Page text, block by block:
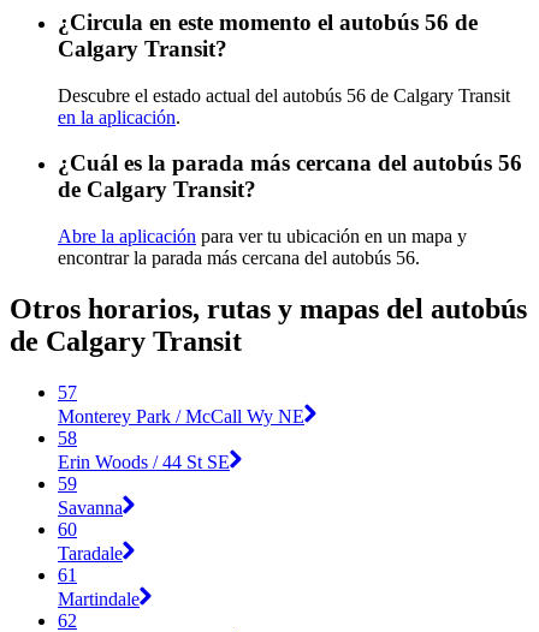
¿Circula en este momento el autobús 56 de
Calgary Transit?
Descubre el estado actual del autobús 56 de Calgary Transit
en la aplicación.
¿Cuál es la parada más cercana del autobús 56
de Calgary Transit?
Abre la aplicación para ver tu ubicación en un mapa y
encontrar la parada más cercana del autobús 56.
Otros horarios, rutas y mapas del autobús
de Calgary Transit
57
Monterey Park / McCall Wy NE
58
Erin Woods / 44 St SE
59
Savanna
60
Taradale
61
Martindale
62